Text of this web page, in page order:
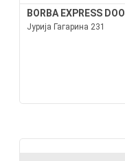
BORBA EXPRESS DOO
Јурија Гагарина 231